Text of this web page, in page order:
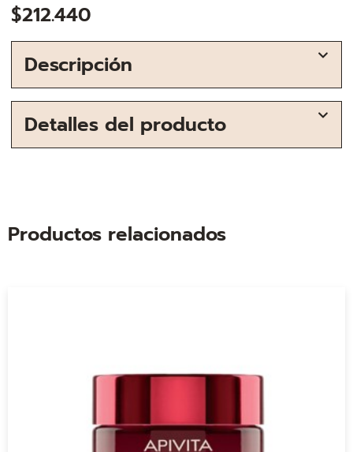
$212.440
Descripción
Detalles del producto
Productos relacionados